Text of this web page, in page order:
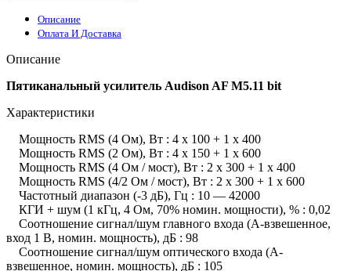
Описание
Оплата И Доставка
Описание
Пятиканальный усилитель Audison AF M5.11 bit
Характеристики
Мощность RMS (4 Ом), Вт : 4 x 100 + 1 x 400
Мощность RMS (2 Ом), Вт : 4 x 150 + 1 x 600
Мощность RMS (4 Ом / мост), Вт : 2 x 300 + 1 x 400
Мощность RMS (4/2 Ом / мост), Вт : 2 x 300 + 1 x 600
Частотный диапазон (-3 дБ), Гц : 10 — 42000
КГИ + шум (1 кГц, 4 Ом, 70% номин. мощности), % : 0,02
Соотношение сигнал/шум главного входа (A-взвешенное,
вход 1 В, номин. мощность), дБ : 98
Соотношение сигнал/шум оптического входа (A-
взвешенное, номин. мощность), дБ : 105